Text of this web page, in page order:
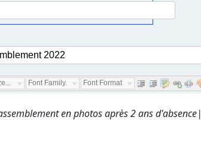
Font Family... Font Format...
en photos après 2 ans d'absence|